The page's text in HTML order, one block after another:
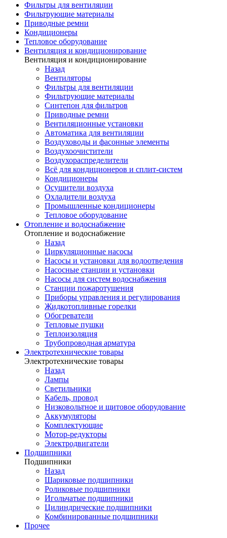
Фильтры для вентиляции
Фильтрующие материалы
Приводные ремни
Кондиционеры
Тепловое оборудование
Вентиляция и кондиционирование
Вентиляция и кондиционирование
Назад
Вентиляторы
Фильтры для вентиляции
Фильтрующие материалы
Синтепон для фильтров
Приводные ремни
Вентиляционные установки
Автоматика для вентиляции
Воздуховоды и фасонные элементы
Воздухоочистители
Воздухораспределители
Всё для кондиционеров и сплит-систем
Кондиционеры
Осушители воздуха
Охладители воздуха
Промышленные кондиционеры
Тепловое оборудование
Отопление и водоснабжение
Отопление и водоснабжение
Назад
Циркуляционные насосы
Насосы и установки для водоотведения
Насосные станции и установки
Насосы для систем водоснабжения
Станции пожаротушения
Приборы управления и регулирования
Жидкотопливные горелки
Обогреватели
Тепловые пушки
Теплоизоляция
Трубопроводная арматура
Электротехнические товары
Электротехнические товары
Назад
Лампы
Светильники
Кабель, провод
Низковольтное и щитовое оборудование
Аккумуляторы
Комплектующие
Мотор-редукторы
Электродвигатели
Подшипники
Подшипники
Назад
Шариковые подшипники
Роликовые подшипники
Игольчатые подшипники
Цилиндрические подшипники
Комбинированные подшипники
Прочее